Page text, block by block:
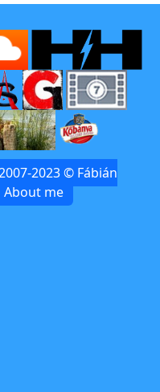
2023 © Fábián
me